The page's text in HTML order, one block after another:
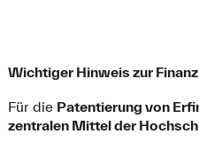
Wichtiger Hinweis zur
Für die Patentierung von
zentralen Mittel der